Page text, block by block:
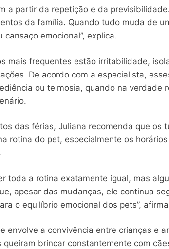
a partir da repetição e da
da família. Quando tudo muda de
emocional”, explica.
mais frequentes estão irritabilidade,
De acordo com a especialista,
ou teimosia, quando na verdade
das férias, Juliana recomenda que os
rotina do pet, especialmente os
toda a rotina exatamente igual, mas
apesar das mudanças, ele continua
o equilíbrio emocional dos pets”,
envolve a convivência entre crianças e
queiram brincar constantemente com